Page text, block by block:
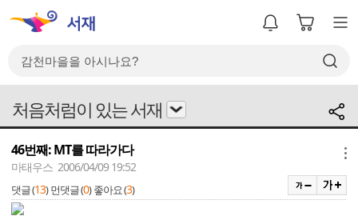
처음처럼이 있는 서재
46번째: MT를 따라가다
마태우스 2006/04/09 19:52
댓글 (13) 먼댓글 (0) 좋아요 (3)